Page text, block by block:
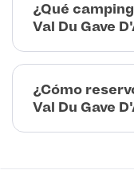
¿Qué
Val Du Gave
¿Cómo
Val Du Gave